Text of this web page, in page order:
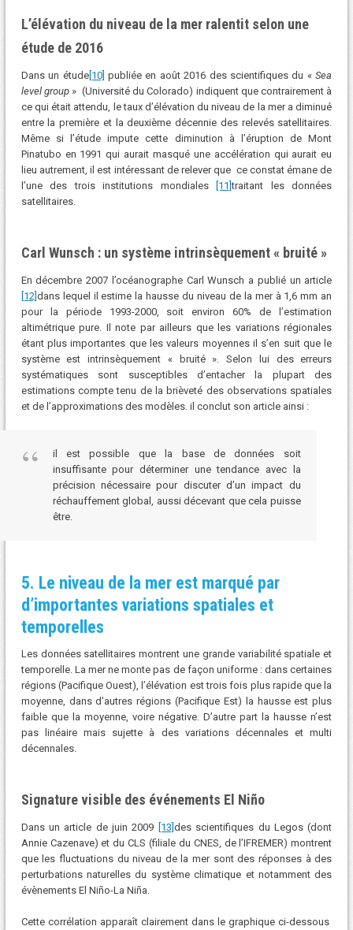
L’élévation du niveau de la mer ralentit selon une
étude de 2016
Dans un étude[10] publiée en août 2016 des scientifiques du «Sea
level group» (Université du Colorado) indiquent que contrairement à
ce qui était attendu, le taux d’élévation du niveau de la mer a diminué
entre la première et la deuxième décennie des relevés satellitaires.
Même si l’étude impute cette diminution à l’éruption de Mont
Pinatubo en 1991 qui aurait masqué une accélération qui aurait eu
lieu autrement, il est intéressant de relever que ce constat émane de
l’une des trois institutions mondiales
[11]traitant les données
satellitaires.
Carl Wunsch : un système intrinsèquement « bruité »
En décembre 2007 l’océanographe Carl Wunsch a publié un article
[12] dans lequel il estime la hausse du niveau de la mer à 1,6 mm an
pour la période 1993-2000, soit environ 60% de l’estimation
altimétrique pure. Il note par ailleurs que les variations régionales
étant plus importantes que les valeurs moyennes il s’en suit que le
système est intrinsèquement « bruité ». Selon lui des erreurs
systématiques sont susceptibles d’entacher la plupart des
estimations compte tenu de la brièveté des observations spatiales
et de l’approximations des modèles. il conclut son article ainsi :
il est possible que la base de données soit
insuffisante pour déterminer une tendance avec la
précision nécessaire pour discuter d’un impact du
réchauffement global, aussi décevant que cela puisse
être.
5. Le niveau de la mer est marqué par
d’importantes variations spatiales et
temporelles
Les données satellitaires montrent une grande variabilité spatiale et
temporelle. La mer ne monte pas de façon uniforme : dans certaines
régions (Pacifique Ouest), l’élévation est trois fois plus rapide que la
moyenne, dans d’autres régions (Pacifique Est) la hausse est plus
faible que la moyenne, voire négative. D’autre part la hausse n’est
pas linéaire mais sujette à des variations décennales et multi
décennales.
Signature visible des événements El Niño
Dans un article de juin 2009 [13] des scientifiques du Legos (dont
Annie Cazenave) et du CLS (filiale du CNES, de l’IFREMER) montrent
que les fluctuations du niveau de la mer sont des réponses à des
perturbations naturelles du système climatique et notamment des
évènements El Niño-La Niña.
Cette corrélation apparaît clairement dans le graphique ci-dessous